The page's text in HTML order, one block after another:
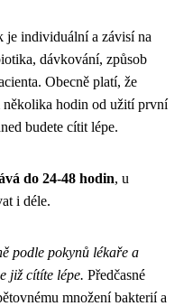
je individuální a závisí na
dávkování, způsob
Obecně platí, že
několika hodin od užití první
budete cítit lépe.
do 24-48 hodin, u
i déle.
podle pokynů lékaře a
již cítíte lépe. Předčasné
množení bakterií a